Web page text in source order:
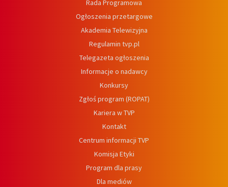
Rada Programowa
Ogłoszenia przetargowe
Akademia Telewizyjna
Regulamin tvp.pl
Telegazeta ogłoszenia
Informacje o nadawcy
Konkursy
Zgłoś program (ROPAT)
Kariera w TVP
Kontakt
Centrum informacji TVP
Komisja Etyki
Program dla prasy
Dla mediów